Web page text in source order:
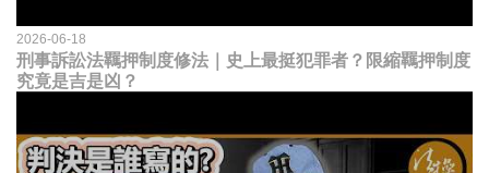
2026-06-18
刑事訴訟法羈押制度修法｜史上最挺犯罪者？限縮羈押制度
究竟是吉是凶？